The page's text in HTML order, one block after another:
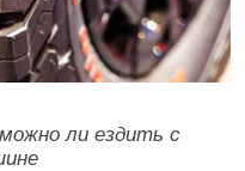
ли ездить с